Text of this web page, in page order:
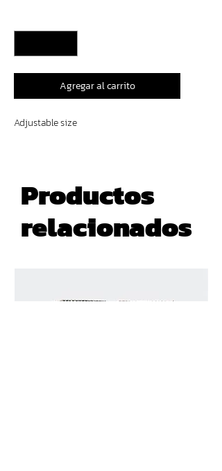
Agregar al carrito
Adjustable size
Productos
relacionados